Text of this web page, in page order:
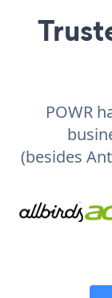
POWR
(besides